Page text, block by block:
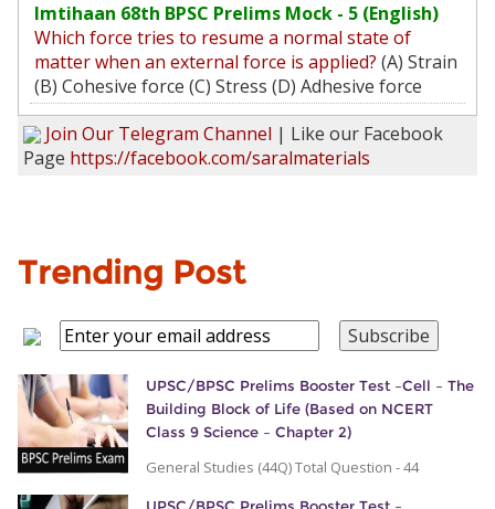
Imtihaan 68th BPSC Prelims Mock - 5 (English)
Which force tries to resume a normal state of
matter when an external force is applied? (A) Strain
(B) Cohesive force (C) Stress (D) Adhesive force
Join Our Telegram Channel | Like our Facebook
Page https://facebook.com/saralmaterials
Trending Post
UPSC/BPSC Prelims Booster Test –Cell – The
Building Block of Life (Based on NCERT
Class 9 Science – Chapter 2)
General Studies (44Q) Total Question - 44